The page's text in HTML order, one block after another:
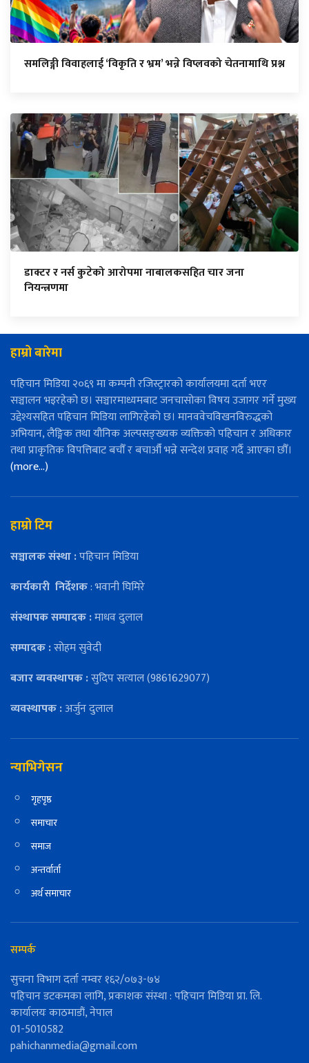
समलिङ्गी विवाहलाई ‘विकृति र भ्रम’ भन्ने विप्लवको चेतनामाथि प्रश्न
डाक्टर र नर्स कुटेको आरोपमा नाबालकसहित चार जना
नियन्त्रणमा
हाम्रो बारेमा
पहिचान मिडिया २०६९ मा कम्पनी रजिस्ट्रारको कार्यालयमा दर्ता भएर
सञ्चालन भइरहेको छ। सञ्चारमाध्यमबाट जनचासोका विषय उजागर गर्ने मुख्य
उद्देश्यसहित पहिचान मिडिया लागिरहेको छ। मानववेचविखनविरुद्धको
अभियान, लैङ्गिक तथा यौनिक अल्पसङ्ख्यक व्यक्तिको पहिचान र अधिकार
तथा प्राकृतिक विपत्तिबाट बचौँ र बचाऔँ भन्ने सन्देश प्रवाह गर्दै आएका छौँ।
(more…)
हाम्रो टिम
सञ्चालक संस्था :पहिचान मिडिया
कार्यकारी निर्देशक: भवानी घिमिरे
संस्थापक सम्पादक :माधव दुलाल
सम्पादक :सोहम सुवेदी
बजार ब्यवस्थापक :सुदिप सत्याल (9861629077)
व्यवस्थापक :अर्जुन दुलाल
न्याभिगेसन
गृहपृष्ठ
समाचार
समाज
अन्तर्वार्ता
अर्थ समाचार
सम्पर्क
सुचना विभाग दर्ता नम्वर १६२/०७३-७४
पहिचान डटकमका लागि, प्रकाशक संस्था : पहिचान मिडिया प्रा. लि.
कार्यालयः काठमाडौं, नेपाल
01-5010582
pahichanmedia@gmail.com